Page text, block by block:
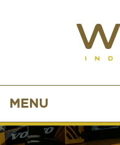
MENU